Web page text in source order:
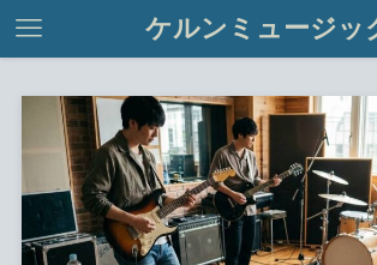
ケルンミュージッ